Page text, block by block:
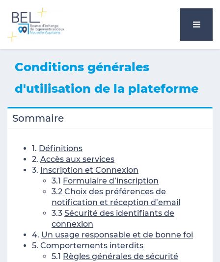
Conditions générales
d'utilisation de la plateforme
Sommaire
1. Définitions
2. Accès aux services
3. Inscription et Connexion
3.1 Formulaire d’inscription
3.2 Choix des préférences de
notification et réception d’email
3.3 Sécurité des identifiants de
connexion
4. Un usage responsable et de bonne foi
5. Comportements interdits
5.1 Règles générales de sécurité